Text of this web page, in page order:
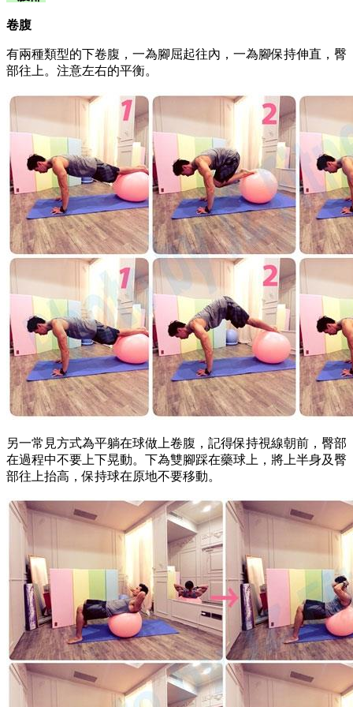
卷腹
有兩種類型的下卷腹，一為腳屈起往內，一為腳保持伸直，臀
部往上。注意左右的平衡。
另一常見方式為平躺在球做上卷腹，記得保持視線朝前，臀部
在過程中不要上下晃動。下為雙腳踩在藥球上，將上半身及臀
部往上抬高，保持球在原地不要移動。